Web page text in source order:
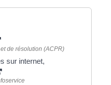
de résolution (ACPR)
sur internet,